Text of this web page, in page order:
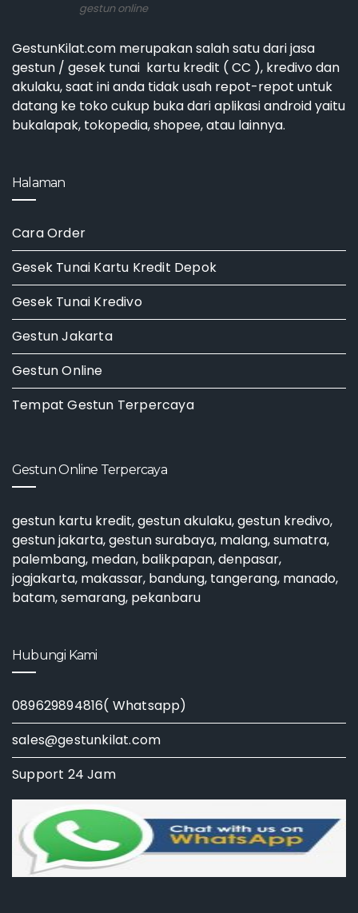
gestun online
GestunKilat.com merupakan salah satu dari jasa
gestun / gesek tunai kartu kredit ( CC ), kredivo dan
akulaku, saat ini anda tidak usah repot-repot untuk
datang ke toko cukup buka dari aplikasi android yaitu
bukalapak, tokopedia, shopee, atau lainnya.
Halaman
Cara Order
Gesek Tunai Kartu Kredit Depok
Gesek Tunai Kredivo
Gestun Jakarta
Gestun Online
Tempat Gestun Terpercaya
Gestun Online Terpercaya
gestun kartu kredit,gestun akulaku,gestun kredivo,
gestun jakarta,gestun surabaya, malang, sumatra,
palembang, medan, balikpapan, denpasar,
jogjakarta, makassar, bandung, tangerang, manado,
batam, semarang, pekanbaru
Hubungi Kami
089629894816( Whatsapp)
sales@gestunkilat.com
Support 24 Jam